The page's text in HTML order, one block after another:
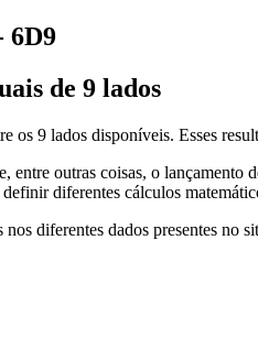
6D9
de 9 lados
os 9 lados disponíveis. Esses
entre outras coisas, o lançamento
diferentes cálculos
diferentes dados presentes no